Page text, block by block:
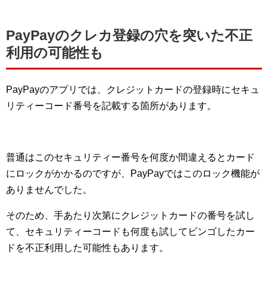
PayPayのクレカ登録の穴を突いた不正
利用の可能性も
PayPayのアプリでは、クレジットカードの登録時にセキュ
リティーコード番号を記載する箇所があります。
普通はこのセキュリティー番号を何度か間違えるとカード
にロックがかかるのですが、PayPayではこのロック機能が
ありませんでした。
そのため、手あたり次第にクレジットカードの番号を試し
て、セキュリティーコードも何度も試してビンゴしたカー
ドを不正利用した可能性もあります。